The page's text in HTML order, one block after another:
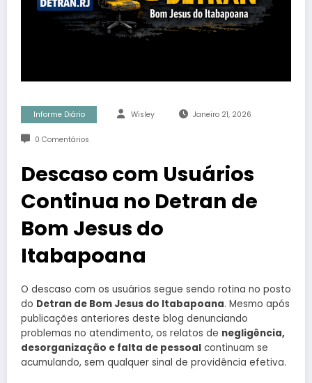
Informe Diário Wisley Janeiro 21, 2026
0 Comentários
Descaso com Usuários
Continua no Detran de
Bom Jesus do
Itabapoana
O descaso com os usuários segue sendo rotina no posto
do Detran de Bom Jesus do Itabapoana. Mesmo após
publicações anteriores deste blog denunciando
problemas no atendimento, os relatos de negligência,
desorganização e falta de pessoal continuam se
acumulando, sem qualquer sinal de providência efetiva.